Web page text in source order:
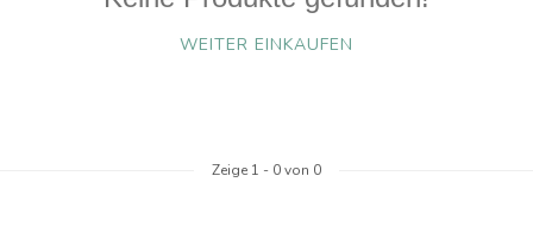
WEITER EINKAUFEN
Zeige 1 - 0von 0